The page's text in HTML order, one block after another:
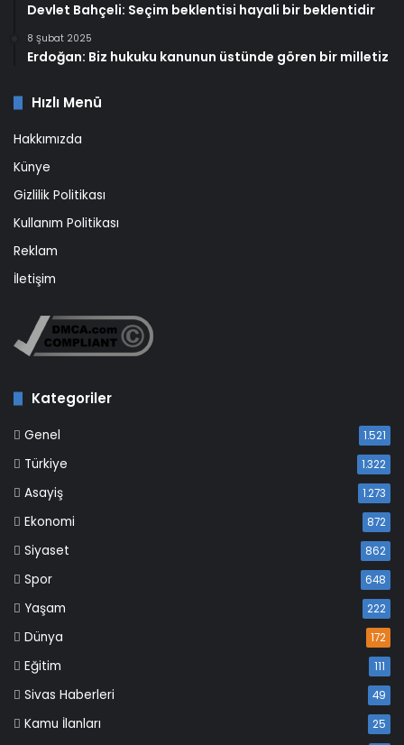
Devlet Bahçeli: Seçim beklentisi hayali bir beklentidir
8 Şubat 2025
Erdoğan: Biz hukuku kanunun üstünde gören bir milletiz
Hızlı Menü
Hakkımızda
Künye
Gizlilik Politikası
Kullanım Politikası
Reklam
İletişim
Kategoriler
Genel 1.521
Türkiye 1.322
Asayiş 1.273
Ekonomi 872
Siyaset 862
Spor 648
Yaşam 222
Dünya 172
Eğitim 111
Sivas Haberleri 49
Kamu İlanları 25